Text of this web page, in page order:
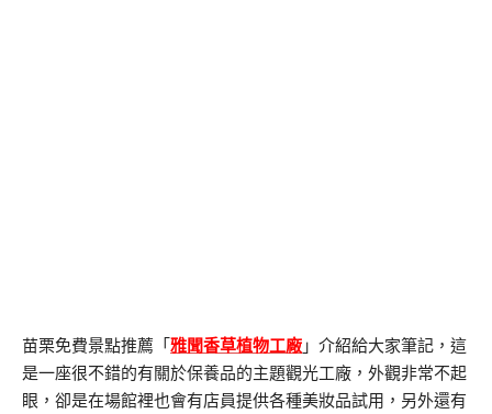
苗栗免費景點推薦「 雅聞香草植物工廠 」介紹給大家筆記，這
是一座很不錯的有關於保養品的主題觀光工廠，外觀非常不起
眼，卻是在場館裡也會有店員提供各種美妝品試用，另外還有